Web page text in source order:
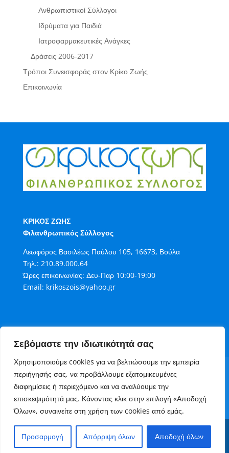
Σεβόμαστε την ιδιωτικότητά σας
Χρησιμοποιούμε cookies για να βελτιώσουμε την εμπειρία
περιήγησής σας, να προβάλλουμε εξατομικευμένες
διαφημίσεις ή περιεχόμενο και να αναλύουμε την
επισκεψιμότητά μας. Κάνοντας κλικ στην επιλογή «Αποδοχή
Όλων», συναινείτε στη χρήση των cookies από εμάς.
Προσαρμογή Απόρριψη όλων Αποδοχή όλων
Ανθρωπιστικοί Σύλλογοι
Ιδρύματα για Παιδιά
Ιατροφαρμακευτικές Ανάγκες
Δράσεις 2006-2017
Τρόποι Συνεισφοράς στον Κρίκο Ζωής
Επικοινωνία
ΚΡΙΚΟΣ ΖΩΗΣ
Φιλανθρωπικός Σύλλογος
Λεωφόρος Βασιλέως Παύλου 105, 16673, Βούλα
Τηλ.: 210.89.000.64
Ώρες επικοινωνίας: Δευ-Παρ 10:00-19:00
Email: krikoszois@yahoo.gr
Όροι Χρήσης
Πολιτική Cookies
Πολιτική Απορρήτου
Τρόποι Συνεισφοράς στον Κρίκο Ζωής
Copyright 2006 - 2023 Κρίκος Ζωής Φιλανθρωπικός
Σύλλογος. Ανάπτυξη websiteAlterMarket